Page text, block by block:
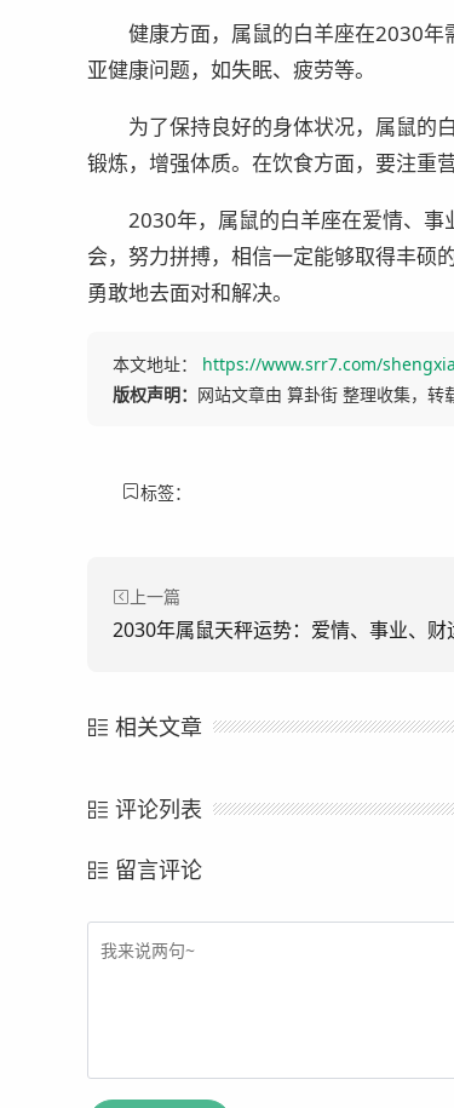
健康方面，属鼠的白羊座在2030
亚健康问题，如失眠、疲劳等。
为了保持良好的身体状况，属鼠的
锻炼，增强体质。在饮食方面，要注重
2030年，属鼠的白羊座在爱情、
会，努力拼搏，相信一定能够取得丰硕
勇敢地去面对和解决。
本文地址： https://www.srr7.com/
版权声明： 网站文章由 算卦街 整理收集，转
标签：
上一篇
2030年属鼠天秤运势：爱情、事业、财
相关文章
评论列表
留言评论